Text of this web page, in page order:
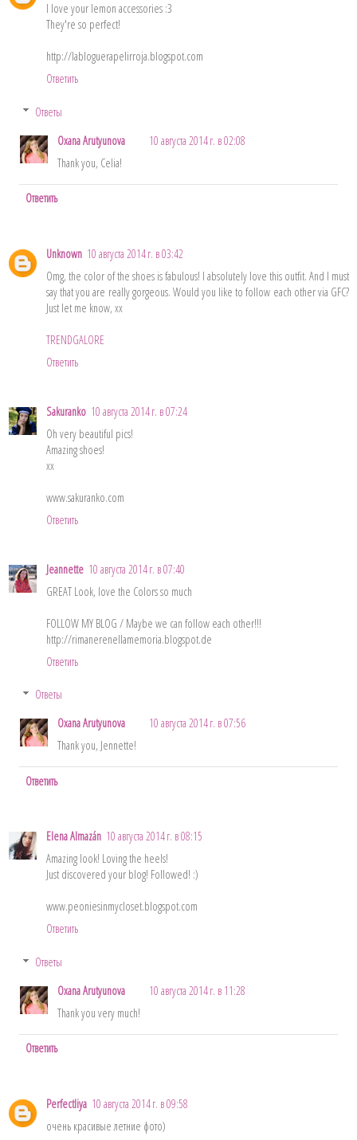
I love your lemon accessories :3
They're so perfect!
http://labloguerapelirroja.blogspot.com
Ответить
Ответы
Oxana Arutyunova
10 августа 2014 г. в 02:08
Thank you, Celia!
Ответить
Unknown 10 августа 2014 г. в 03:42
Omg, the color of the shoes is fabulous! I absolutely love this outfit. And I must
say that you are really gorgeous. Would you like to follow each other via GFC?
Just let me know, xx
TRENDGALORE
Ответить
Sakuranko 10 августа 2014 г. в 07:24
Oh very beautiful pics!
Amazing shoes!
xx
www.sakuranko.com
Ответить
Jeannette 10 августа 2014 г. в 07:40
GREAT Look, love the Colors so much
FOLLOW MY BLOG / Maybe we can follow each other!!!
http://rimanerenellamemoria.blogspot.de
Ответить
Ответы
Oxana Arutyunova
10 августа 2014 г. в 07:56
Thank you, Jennette!
Ответить
Elena Almazán 10 августа 2014 г. в 08:15
Amazing look! Loving the heels!
Just discovered your blog! Followed! :)
www.peoniesinmycloset.blogspot.com
Ответить
Ответы
Oxana Arutyunova
10 августа 2014 г. в 11:28
Thank you very much!
Ответить
Perfectliya 10 августа 2014 г. в 09:58
очень красивые летние фото)